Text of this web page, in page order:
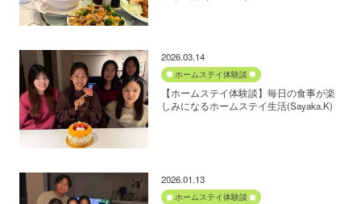
2026.03.14
ホームステイ体験談
【ホームステイ体験談】毎日の食事が楽
しみになるホームステイ生活(Sayaka.K)
2026.01.13
ホームステイ体験談